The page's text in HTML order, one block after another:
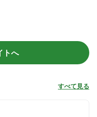
トへ
すべて見る